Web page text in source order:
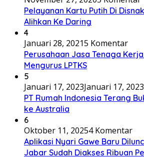
Pelayanan Kartu Putih Di
Alihkan Ke Daring
4
Januari 28, 20215 Komentar
Perusahaan Jasa Tenaga
Mengurus LPTKS
5
Januari 17, 2023Januari 17, 2023
PT Rumah Indonesia Terang
ke Australia
6
Oktober 11, 20254 Komentar
Aplikasi Nyari Gawe Baru
Jabar Sudah Diakses Ribuan